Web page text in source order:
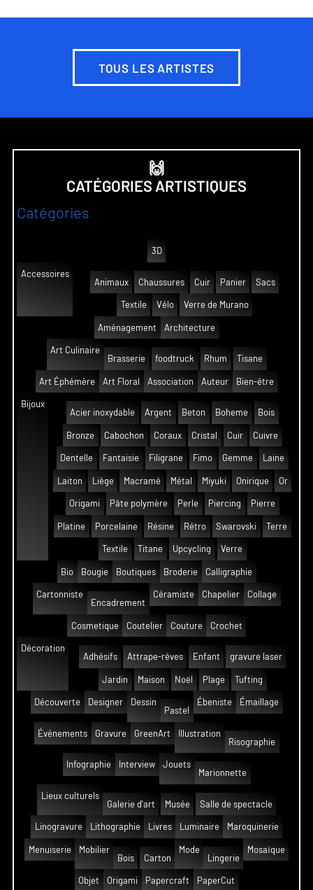
TOUS LES ARTISTES
🙌
CATÉGORIES ARTISTIQUES
Catégories
3D
Accessoires
Animaux
Chaussures Cuir Panier Sacs
Textile Vélo Verre de Murano
Aménagement Architecture
Art Culinaire
Brasserie
foodtruck Rhum Tisane
Art Éphémère Art Floral Association Auteur Bien-être
Bijoux
Acier inoxydable
Argent Beton Boheme Bois
Bronze Cabochon Coraux Cristal Cuir Cuivre
Dentelle Fantaisie Filigrane Fimo Gemme Laine
Laiton Liège Macramé Métal Miyuki Onirique Or
Origami Pâte polymère Perle Piercing Pierre
Platine Porcelaine Résine Rétro Swarovski Terre
Textile Titane Upcycling Verre
Bio Bougie Boutiques Broderie Calligraphie
Cartonniste
Encadrement
Céramiste Chapelier Collage
Cosmetique Coutelier Couture Crochet
Décoration
Adhésifs
Attrape-rêves Enfant gravure laser
Jardin Maison Noël Plage Tufting
Découverte Designer
Dessin
Pastel
Ébeniste Émaillage
Événements Gravure GreenArt
Illustration
Risographie
Infographie Interview
Jouets
Marionnette
Lieux culturels
Galerie d'art
Musée Salle de spectacle
Linogravure Lithographie Livres Luminaire Maroquinerie
Menuiserie
Mobilier
Bois
Carton
Mode
Lingerie
Mosaïque
Objet Origami Papercraft PaperCut